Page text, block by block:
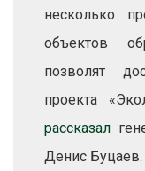
несколько
объектов
позволят
проекта
рассказал
Денис Буцаев.